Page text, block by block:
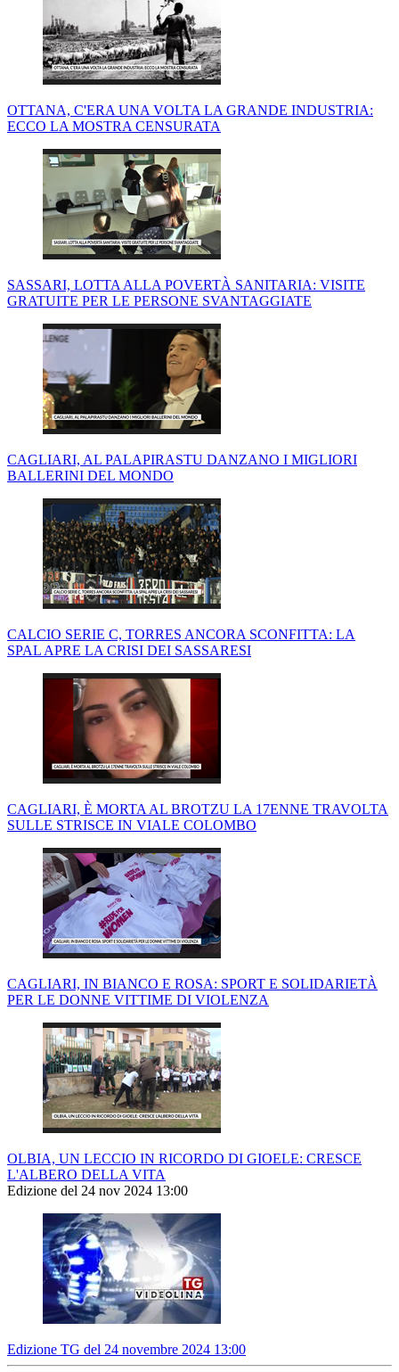
OTTANA, C'ERA UNA VOLTA LA GRANDE INDUSTRIA:
ECCO LA MOSTRA CENSURATA
SASSARI, LOTTA ALLA POVERTÀ SANITARIA: VISITE
GRATUITE PER LE PERSONE SVANTAGGIATE
CAGLIARI, AL PALAPIRASTU DANZANO I MIGLIORI
BALLERINI DEL MONDO
CALCIO SERIE C, TORRES ANCORA SCONFITTA: LA
SPAL APRE LA CRISI DEI SASSARESI
CAGLIARI, È MORTA AL BROTZU LA 17ENNE TRAVOLTA
SULLE STRISCE IN VIALE COLOMBO
CAGLIARI, IN BIANCO E ROSA: SPORT E SOLIDARIETÀ
PER LE DONNE VITTIME DI VIOLENZA
OLBIA, UN LECCIO IN RICORDO DI GIOELE: CRESCE
L'ALBERO DELLA VITA
Edizione del 24 nov 2024 13:00
Edizione TG del 24 novembre 2024 13:00